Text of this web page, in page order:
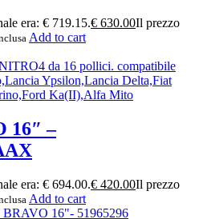
era: € 719.15.€ 630.00Il prezzo
Add to cart
16″ –
era: € 694.00.€ 420.00Il prezzo
Add to cart